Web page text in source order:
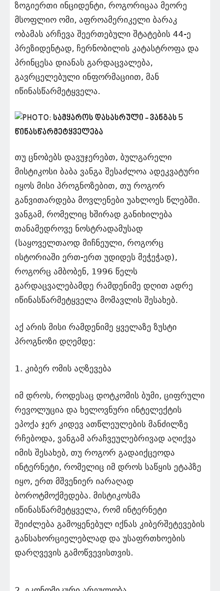
ზოგიერთი ინციდენტი, როგორიცაა მეორე
მსოფლიო ომი, აფროამერიკელი ბარაკ
ობამას არჩევა შეერთებული შტატების 44-ე
პრეზიდენტად, ჩერნობილის კატასტროფა და
პრინცესა დიანას გარდაცვალება,
გავრცელებული ინფორმაციით, მან
იწინასწარმეტყველა.
თუ ცნობებს დავუჯერებთ, ბულგარელი
მისტიკოსი ბაბა ვანგა შესაძლოა ადეკვატური
იყოს მისი პროგნოზებით, თუ როგორ
განვითარდება მოვლენები უახლოეს წლებში.
ვანგამ, რომელიც ხშირად განიხილება
თანამედროვე ნოსტრადამუსად
(საყოველთაოდ მიჩნეული, როგორც
ისტორიაში ერთ-ერთ უდიდეს მეჭეჭად),
როგორც ამბობენ, 1996 წელს
გარდაცვალებამდე რამდენიმე დღით ადრე
იწინასწარმეტყველა მომავლის შესახებ.
აქ არის მისი რამდენიმე ყველაზე ზუსტი
პროგნოზი დღემდე:
1. კიბერ ომის აღზევება
იმ დროს, როდესაც დოტკომის ბუმი, ციფრული
რევოლუცია და ხელოვნური ინტელექტის
ეპოქა ჯერ კიდევ ათწლეულების მანძილზე
რჩებოდა, ვანგამ არაჩვეულებრივად აღიქვა
იმის შესახებ, თუ როგორ გადაიქცეოდა
ინტერნეტი, რომელიც იმ დროს საწყის ეტაპზე
იყო, ერთ მშვენიერ იარაღად
ბოროტმოქმედება. მისტიკოსმა
იწინასწარმეტყველა, რომ ინტერნეტი
შეიძლება გამოყენებულ იქნას კიბერშეტევების
განსახორციელებლად და უსაფრთხოების
დარღვევის გამოწვევისთვის.